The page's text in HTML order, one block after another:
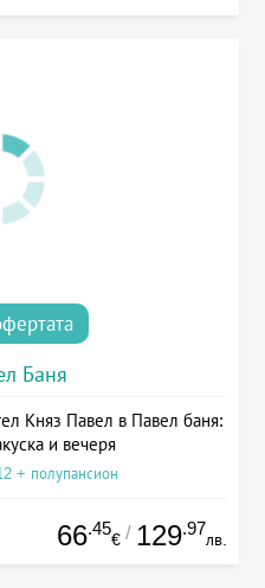
Баня
Княз Павел в Павел баня:
и вечеря
+ полупансион
66.45
€ / 129.97
лв.